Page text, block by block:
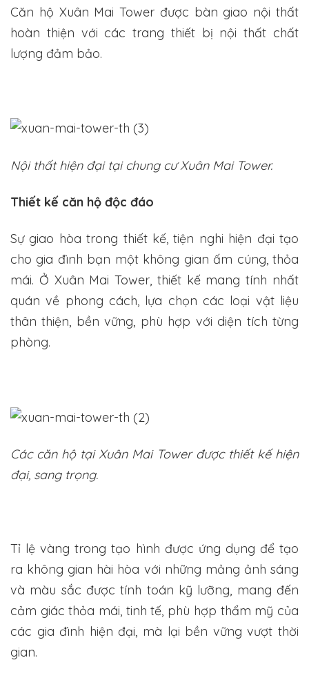
Căn hộ Xuân Mai Tower được bàn giao nội thất
hoàn thiện với các trang thiết bị nội thất chất
lượng đảm bảo.
Nội thất hiện đại tại chung cư Xuân Mai Tower.
Thiết kế căn hộ độc đáo
Sự giao hòa trong thiết kế, tiện nghi hiện đại tạo
cho gia đình bạn một không gian ấm cúng, thỏa
mái. Ở Xuân Mai Tower, thiết kế mang tính nhất
quán về phong cách, lựa chọn các loại vật liệu
thân thiện, bền vững, phù hợp với diện tích từng
phòng.
Các căn hộ tại Xuân Mai Tower được thiết kế hiện
đại, sang trọng.
Tỉ lệ vàng trong tạo hình được ứng dụng để tạo
ra không gian hài hòa với những mảng ảnh sáng
và màu sắc được tính toán kỹ lưỡng, mang đến
cảm giác thỏa mái, tinh tế, phù hợp thẩm mỹ của
các gia đình hiện đại, mà lại bền vững vượt thời
gian.